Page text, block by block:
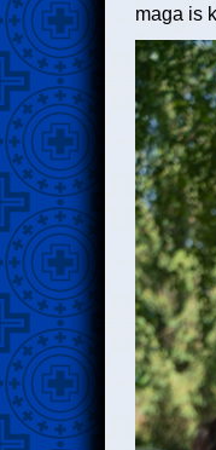
maga is